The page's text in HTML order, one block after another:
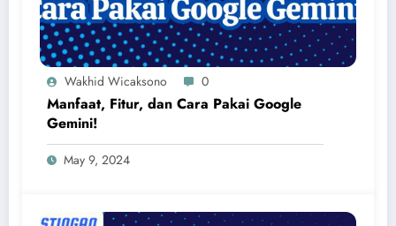
Wakhid Wicaksono 0
Manfaat, Fitur, dan Cara Pakai Google
Gemini!
May 9, 2024